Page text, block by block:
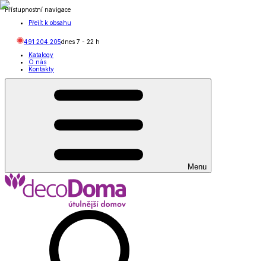
Přístupnostní navigace
Přejít k obsahu
491 204 205dnes 7 - 22 h
Katalogy
O nás
Kontakty
Menu